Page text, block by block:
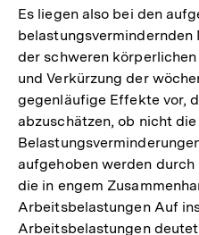
Es liegen also bei den
belastungsvermindernden
der schweren
und Verkürzung der
gegenläufige Effekte vor,
abzuschätzen, ob nicht die
aufgehoben werden
die in engem
Arbeitsbelastungen Auf
Arbeitsbelastungen